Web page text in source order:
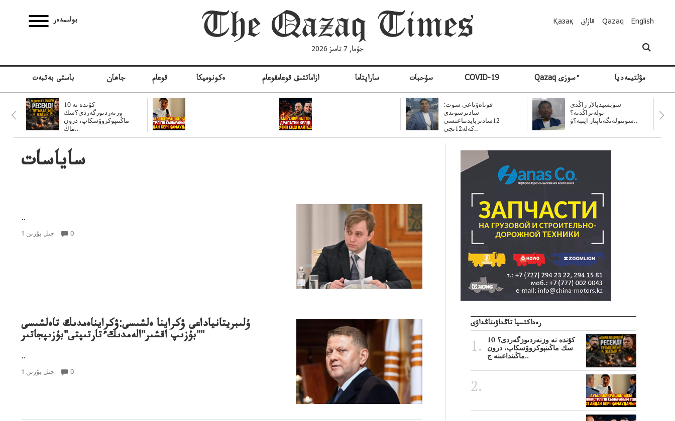
بولىمدەر
جۇما, 7 تامىز 2026
Қазақ قازاق Qazaq English
باستى بەتبەت جاھان قوعام ەكونوميكا ازاماتتىق قوعامقوعام ساراپتاما سۇحبات COVID-19 Qazaq ءسوزى مۋلتيمەديا
10 كۇندە نە
وزنەردىوزگەردى؟سك
ماڭىنپوكروۆسكاپ، درون
ماڭ..
قوناەۆتاعى سوت:
سادىرسوتدى
12سادىربايدىتاعىسى
كەلە12نجى..
سۋبسيديالار زاڭدى
تولەنزاڭدىە؟
سوتتولەنگەناپتار ايىبە؟ۋ..
ساياسات
..
1 جىل بۇرىن 0
ۇلىبريتانياداعى ۋكراينا ەلشىسى:ۋكرايناەمدىك تاەلشىسى
"بۇزىپ اقشىر"الەمدىكءتارتىپتى"بۇزىپجاتىر"
..
1 جىل بۇرىن 0
رەداكتسيا تاڭداۋىتاڭداۋى
10 كۇندە نە وزنەردىوزگەردى؟
سك ماڭىنپوكروۆسكاپ، درون
ماڭىنداعىنە ج..